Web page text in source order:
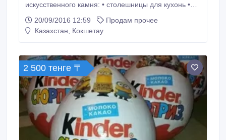
искусственного камня: • столешницы для кухонь •
ступени • кухонные фартуки • барные стойки • столы
«RECEPTION» • обеденные зоны Изделия из камня
20/09/2016 12:59
Продам прочее
Казахстан, Кокшетау
2 500 тенге 〒